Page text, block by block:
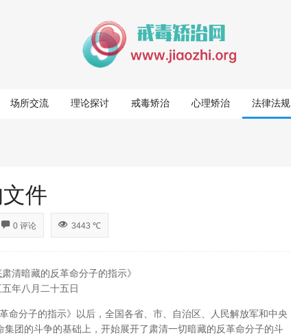
场所交流 理论探讨 戒毒矫治 心理矫治 法律法规
件
0 评论 3443 ℃
清暗藏的反革命分子的指示》
年八月二十五日
分子的指示》以后，全国各省、市、自治区、人民解放军和中央
团的斗争的基础上，开始展开了肃清一切暗藏的反革命分子的斗